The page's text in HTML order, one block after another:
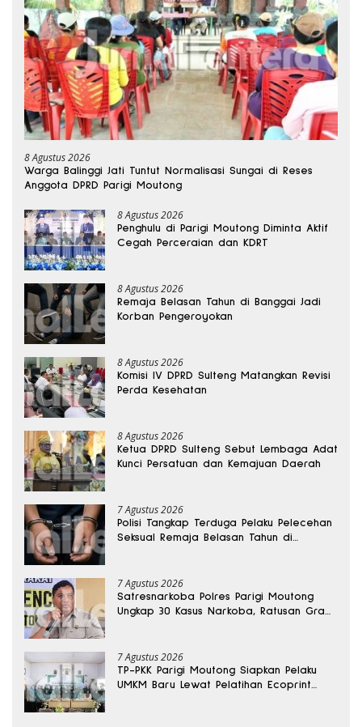
8 Agustus 2026
Warga Balinggi Jati Tuntut Normalisasi Sungai di Reses
Anggota DPRD Parigi Moutong
8 Agustus 2026
Penghulu di Parigi Moutong Diminta Aktif
Cegah Perceraian dan KDRT
8 Agustus 2026
Remaja Belasan Tahun di Banggai Jadi
Korban Pengeroyokan
8 Agustus 2026
Komisi IV DPRD Sulteng Matangkan Revisi
Perda Kesehatan
8 Agustus 2026
Ketua DPRD Sulteng Sebut Lembaga Adat
Kunci Persatuan dan Kemajuan Daerah
7 Agustus 2026
Polisi Tangkap Terduga Pelaku Pelecehan
Seksual Remaja Belasan Tahun di
7 Agustus 2026
Satresnarkoba Polres Parigi Moutong
Ungkap 30 Kasus Narkoba, Ratusan Gram
7 Agustus 2026
TP-PKK Parigi Moutong Siapkan Pelaku
UMKM Baru Lewat Pelatihan Ecoprint